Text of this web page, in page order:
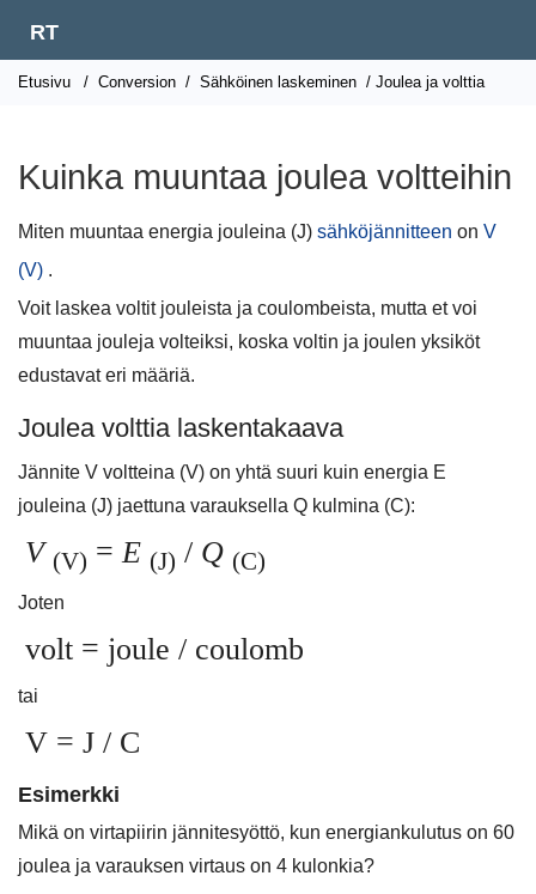
RT
Etusivu / Conversion / Sähköinen laskeminen / Joulea ja volttia
Kuinka muuntaa joulea voltteihin
Miten muuntaa energia jouleina (J) sähköjännitteen on V
(V) .
Voit laskea voltit jouleista ja coulombeista, mutta et voi
muuntaa jouleja volteiksi, koska voltin ja joulen yksiköt
edustavat eri määriä.
Joulea volttia laskentakaava
Jännite V voltteina (V) on yhtä suuri kuin energia E
jouleina (J) jaettuna varauksella Q kulmina (C):
V (V) =E (J) / Q (C)
Joten
volt = joule / coulomb
tai
V = J / C
Esimerkki
Mikä on virtapiirin jännitesyöttö, kun energiankulutus on 60
joulea ja varauksen virtaus on 4 kulonkia?